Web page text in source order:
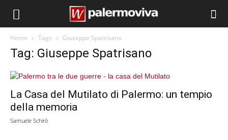
Home Tags Giuseppe Spatrisano
Tag: Giuseppe Spatrisano
La Casa del Mutilato di Palermo: un tempio
della memoria
Samuele Schirò